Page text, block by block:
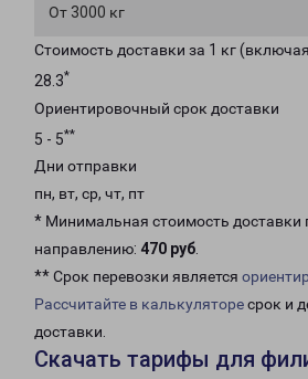
От 3000 кг
Стоимость доставки за 1 кг
28.3*
Ориентировочный срок доставки
5 - 5**
Дни отправки
пн, вт, ср, чт, пт
* Минимальная стоимость
направлению: 470 руб.
** Срок перевозки является
Рассчитайте в калькуляторесрок и
доставки.
Скачать тарифы для